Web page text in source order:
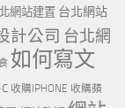
網站建置 台北網站
計公司 台北網
如何寫文
收購IPHONE 收購蘋